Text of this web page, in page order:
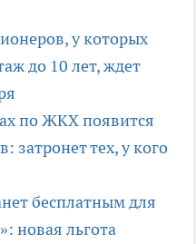
у которых
до 10 лет, ждет
по ЖКХ появится
затронет тех, у кого
бесплатным для
новая льгота